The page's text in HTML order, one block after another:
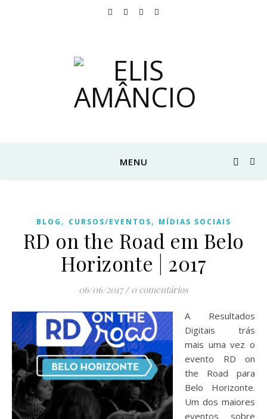
MENU
BLOG , CURSOS/EVENTOS, MÍDIAS SOCIAIS
RD on the Road em Belo
Horizonte | 2017
06/06/2017 / 0 comentários
A Resultados
Digitais trás
mais uma vez o
evento RD on
the Road para
Belo Horizonte.
Um dos maiores
eventos sobre